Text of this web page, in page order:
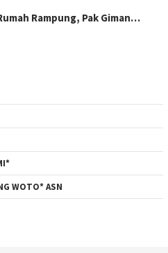
Rampung, Pak Giman…
WOTO* ASN